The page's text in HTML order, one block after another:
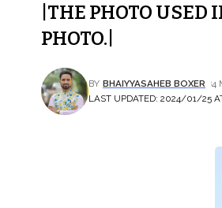
|THE PHOTO
PHOTO.|
LAST UPDATED: 2024/01/25
BY BHAIYYASAHEB BOXER 4